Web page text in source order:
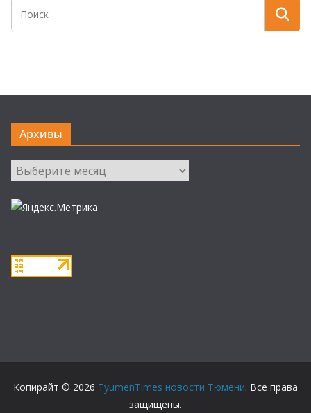
Архивы
Архивы
Копирайт © 2026 TyumenTimes новости Тюмени. Все права
защищены.